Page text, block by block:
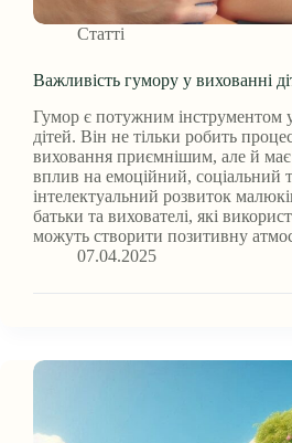
Статті
Важливість гумору у вихованні
Гумор є потужним інструментом
дітей. Він не тільки робить
виховання приємнішим, але й
вплив на емоційний, соціальний
інтелектуальний розвиток
батьки та вихователі, які
можуть створити позитивну
07.04.2025